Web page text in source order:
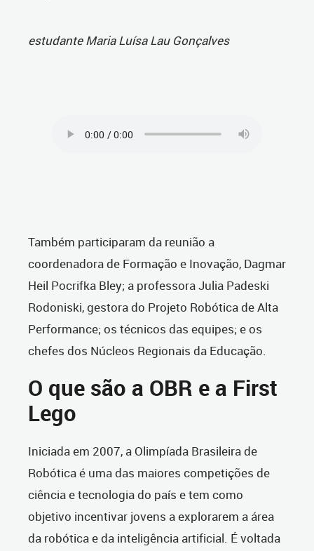
estudante Maria Luísa Lau Gonçalves
Também participaram da reunião a
coordenadora de Formação e Inovação, Dagmar
Heil Pocrifka Bley; a professora Julia Padeski
Rodoniski, gestora do Projeto Robótica de Alta
Performance; os técnicos das equipes; e os
chefes dos Núcleos Regionais da Educação.
O que são a OBR e a First
Lego
Iniciada em 2007, a Olimpíada Brasileira de
Robótica é uma das maiores competições de
ciência e tecnologia do país e tem como
objetivo incentivar jovens a explorarem a área
da robótica e da inteligência artificial. É voltada